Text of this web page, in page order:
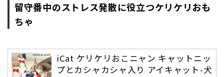
留守番中のストレス発散に役立つケリケリおも
ちゃ
iCat ケリケリおこニャン キャットニッ
プとカシャカシャ入り アイキャット-犬